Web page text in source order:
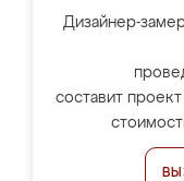
Дизайнер-
составит